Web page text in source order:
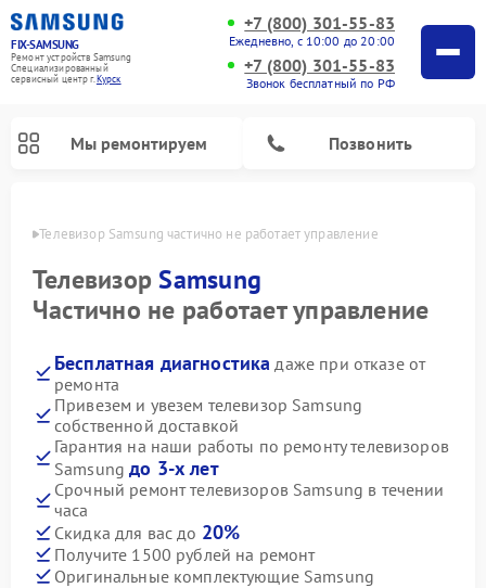
FIX-SAMSUNG
Ремонт устройств Samsung
Специализированный
cервисный центр г.Курск
+7 (800) 301-55-83
Ежедневно, с 10:00 до 20:00
+7 (800) 301-55-83
Звонок бесплатный по РФ
Мы ремонтируем Позвонить
Телевизор Samsung частично не работает управление
ТелевизорSamsung
Частично не работает управление
Бесплатная диагностика даже при отказе от
ремонта
Привезем и увезем телевизор Samsung
собственной доставкой
Гарантия на наши работы по ремонту телевизоров
Samsungдо 3-х лет
Срочный ремонт телевизоров Samsung в течении
часа
Скидка для вас до 20%
Получите 1500 рублей на ремонт
Оригинальные комплектующие Samsung